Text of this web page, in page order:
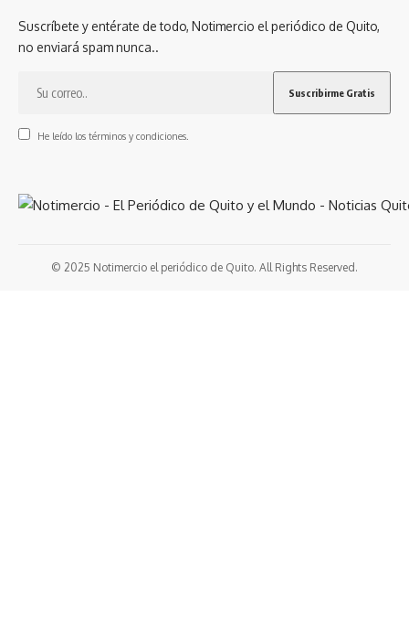
Suscríbete y entérate de todo, Notimercio el periódico de Quito,
no enviará spam nunca..
He leído los términos y condiciones.
© 2025 Notimercio el periódico de Quito. All Rights Reserved.